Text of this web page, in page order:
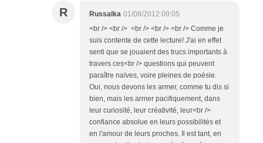
R Russalka 01/08/2012 09:05
<br /> <br /> <br /> <br /> <br /> Comme je
suis contente de cette lecture! J'ai en effet
senti que se jouaient des trucs importants à
travers ces<br /> questions qui peuvent
paraître naïves, voire pleines de poésie.
Oui, nous devons les armer, comme tu dis si
bien, mais les armer pacifiquement, dans
leur curiosité, leur créativité, leur<br />
confiance absolue en leurs possibilités et
en l'amour de leurs proches. Il est tant, en